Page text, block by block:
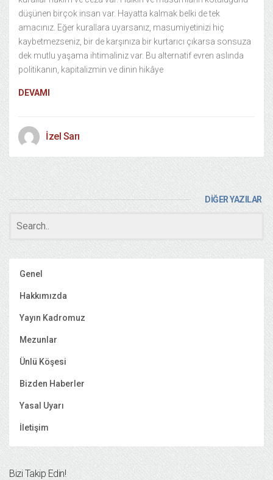
düşünen birçok insan var. Hayatta kalmak belki de tek
amacınız. Eğer kurallara uyarsanız, masumiyetinizi hiç
kaybetmezseniz, bir de karşınıza bir kurtarıcı çıkarsa sonsuza
dek mutlu yaşama ihtimaliniz var. Bu alternatif evren aslında
politikanın, kapitalizmin ve dinin hikâye
DEVAMI
İzel Sarı
DİĞER YAZILAR
Genel
Hakkımızda
Yayın Kadromuz
Mezunlar
Ünlü Köşesi
Bizden Haberler
Yasal Uyarı
İletişim
Bizi Takip Edin!